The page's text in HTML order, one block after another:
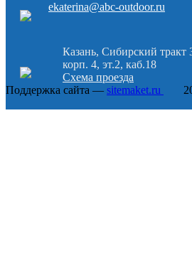
ekaterina@abc-outdoor.ru
Казань, Сибирский тракт
корп. 4, эт.2, каб.18
Схема проезда
Поддержка сайта — sitemaket.ru